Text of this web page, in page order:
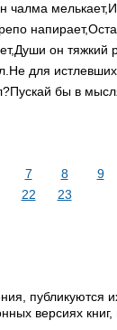
чалма мелькает,
напирает,
Души он тяжкий
Не для
Пускай бы в
7 8 9
22 23
публикуются
версиях